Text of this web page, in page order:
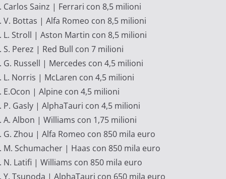
Carlos Sainz | Ferrari con 8,5 milioni
V. Bottas | Alfa Romeo con 8,5 milioni
L. Stroll | Aston Martin con 8,5 milioni
S. Perez | Red Bull con 7 milioni
G. Russell | Mercedes con 4,5 milioni
L. Norris | McLaren con 4,5 milioni
E.Ocon | Alpine con 4,5 milioni
P. Gasly | AlphaTauri con 4,5 milioni
A. Albon | Williams con 1,75 milioni
G. Zhou | Alfa Romeo con 850 mila euro
M. Schumacher | Haas con 850 mila euro
N. Latifi | Williams con 850 mila euro
Y. Tsunoda | AlphaTauri con 650 mila euro